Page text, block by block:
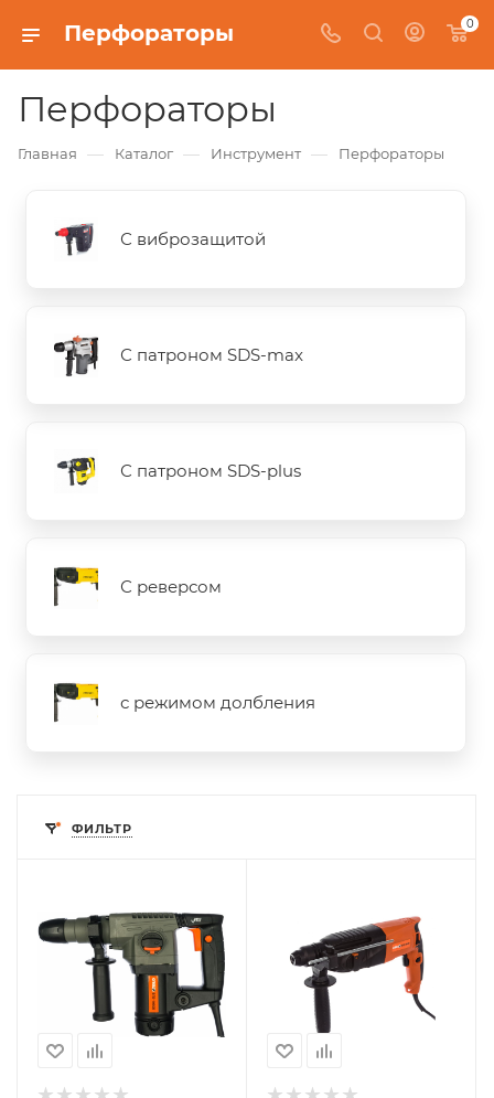
Перфораторы 0
Перфораторы
Главная — Каталог — Инструмент — Перфораторы
С виброзащитой
С патроном SDS-max
С патроном SDS-plus
С реверсом
с режимом долбления
ФИЛЬТР